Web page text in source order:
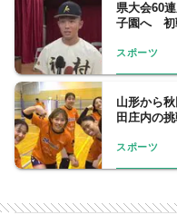
県大会60
子園へ 初
スポーツ
山形から
田庄内の
スポーツ